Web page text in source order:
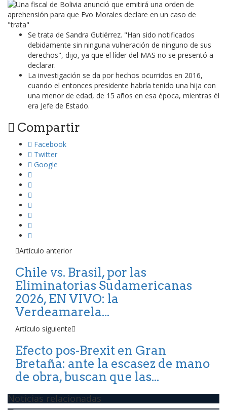
Se trata de Sandra Gutiérrez. "Han sido notificados
debidamente sin ninguna vulneración de ninguno de sus
derechos", dijo, ya que el líder del MAS no se presentó a
declarar.
La investigación se da por hechos ocurridos en 2016,
cuando el entonces presidente habría tenido una hija con
una menor de edad, de 15 años en esa época, mientras él
era Jefe de Estado.
Compartir
Facebook
Twitter
Google
Artículo anterior
Chile vs. Brasil, por las
Eliminatorias Sudamericanas
2026, EN VIVO: la
Verdeamarela...
Artículo siguiente
Efecto pos-Brexit en Gran
Bretaña: ante la escasez de mano
de obra, buscan que las...
Noticias relacionadas